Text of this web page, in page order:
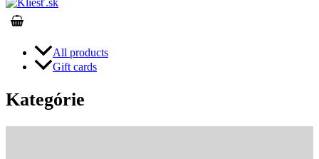
All products
Gift cards
Kategórie